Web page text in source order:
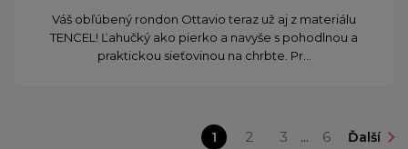
Váš obľúbený rondon Ottavio teraz už aj z materiálu
TENCEL! Ľahučký ako pierko a navyše s pohodlnou a
praktickou sieťovinou na chrbte. Pr...
1 2 3 ... 6 Ďalší